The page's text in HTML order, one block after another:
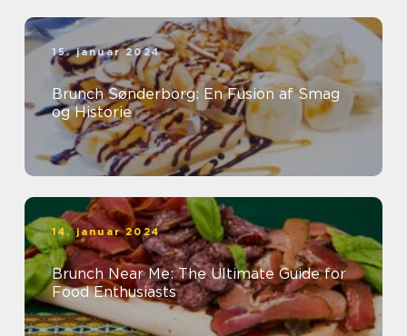
15. januar 2024
Brunch Sønderborg: En Fusion af Smag
og Historie
14. januar 2024
Brunch Near Me: The Ultimate Guide for
Food Enthusiasts